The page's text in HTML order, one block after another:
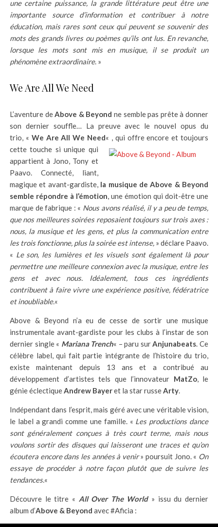
une certaine puissance, la grande littérature peut être une
importante source d’information et contribuer à notre
éducation, mais rares sont ceux qui peuvent se souvenir des
mots des grands livres ou poèmes qu’ils ont lus. En revanche,
lorsque les mots sont mis en musique, il se produit un
phénomène extraordinaire. »
We Are All We Need
L’aventure deAbove & Beyond ne semble pas prête à donner
son dernier souffle… La preuve avec le nouvel opus du
trio, « We Are All We Need« , qui offre encore et toujours
cette touche siunique qui
appartient à Jono, Tony et
Paavo. Connecté, liant,
magique et avant-gardiste, la musique de Above & Beyond
semble répondre à l’émotion, une émotion qui doit-être une
marque de fabrique : « Nous avons réalisé, il y a peu de temps,
que nos meilleures soirées reposaient toujours sur trois axes :
nous, la musique et les gens, et plus la communication entre
les trois fonctionne, plus la soirée est intense, » déclare Paavo.
« Le son, les lumières et les visuels sont également là pour
permettre une meilleure connexion avec la musique, entre les
gens et avec nous. Idéalement, tous ces ingrédients
contribuent à faire vivre une expérience positive, fédératrice
et inoubliable.«
Above & Beyond n’a eu de cesse de sortir une musique
instrumentale avant-gardiste pour les clubs à l’instar de son
dernier single « Mariana Trench« – paru surAnjunabeats. Ce
célèbre label, qui fait partie intégrante de l’histoire du trio,
existe maintenant depuis 13 ans et a contribué au
développement d’artistes tels que l’innovateur MatZo, le
génie éclectiqueAndrew Bayeret la star russeArty.
Indépendant dans l’esprit, mais géré avec une véritable vision,
le label a grandi comme une famille. « Les productions dance
sont généralement conçues à très court terme, mais nous
voulons sortir des disques qui laisseront une traces et qu’on
écoutera encore dans les années à venir» poursuit Jono. « On
essaye de procéder à notre façon plutôt que de suivre les
tendances.«
Découvre le titre « All Over The World» issu du dernier
album d’Above & Beyond avec #Aficia :